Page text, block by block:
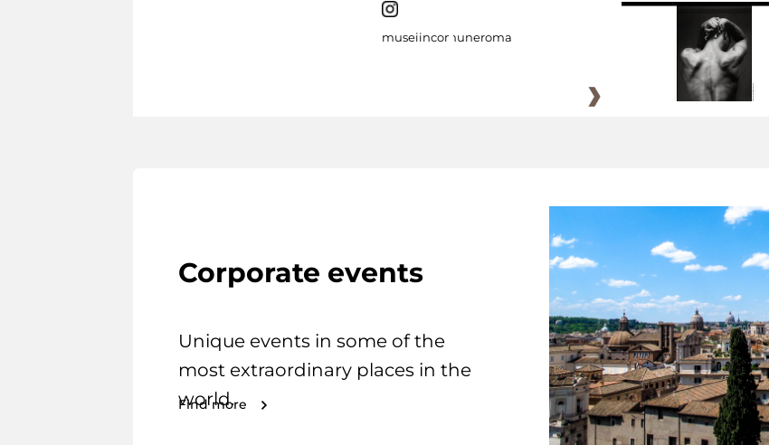
museiincomuneroma
Corporate events
Unique events in some of the
most extraordinary places in the
world.
Find more